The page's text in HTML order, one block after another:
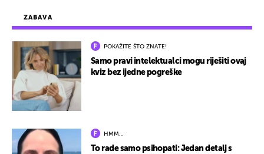
ZABAVA
POKAŽITE ŠTO ZNATE!
Samo pravi intelektualci mogu riješiti ovaj
kviz bez ijedne pogreške
HMM…
To rade samo psihopati: Jedan detalj s